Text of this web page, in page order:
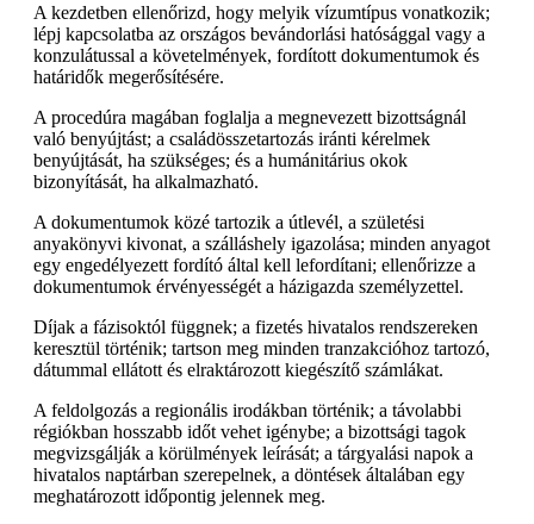
A kezdetben ellenőrizd, hogy melyik vízumtípus vonatkozik;
lépj kapcsolatba az országos bevándorlási hatósággal vagy a
konzulátussal a követelmények, fordított dokumentumok és
határidők megerősítésére.
A procedúra magában foglalja a megnevezett bizottságnál
való benyújtást; a családösszetartozás iránti kérelmek
benyújtását, ha szükséges; és a humánitárius okok
bizonyítását, ha alkalmazható.
A dokumentumok közé tartozik a útlevél, a születési
anyakönyvi kivonat, a szálláshely igazolása; minden anyagot
egy engedélyezett fordító által kell lefordítani; ellenőrizze a
dokumentumok érvényességét a házigazda személyzettel.
Díjak a fázisoktól függnek; a fizetés hivatalos rendszereken
keresztül történik; tartson meg minden tranzakcióhoz tartozó,
dátummal ellátott és elraktározott kiegészítő számlákat.
A feldolgozás a regionális irodákban történik; a távolabbi
régiókban hosszabb időt vehet igénybe; a bizottsági tagok
megvizsgálják a körülmények leírását; a tárgyalási napok a
hivatalos naptárban szerepelnek, a döntések általában egy
meghatározott időpontig jelennek meg.